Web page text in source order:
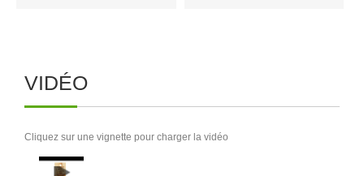
VIDÉO
Cliquez sur une vignette pour charger la vidéo